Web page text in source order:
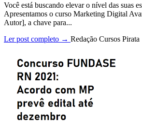
Você está buscando elevar o nível das suas
Apresentamos o curso Marketing Digital
Autor], a chave para...
Ler post completo → Redação Cursos Pirata